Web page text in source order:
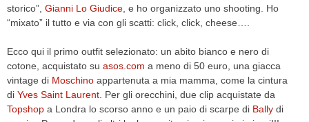
storico”, Gianni Lo Giudice , e ho organizzato uno shooting. Ho
“mixato” il tutto e via con gli scatti: click, click, cheese….
Ecco qui il primo outfit selezionato: un abito bianco e nero di
cotone, acquistato su asos.com a meno di 50 euro, una giacca
vintage di Moschino appartenuta a mia mamma, come la cintura
di Yves Saint Laurent . Per gli orecchini, due clip acquistate da
Topshop a Londra lo scorso anno e un paio di scarpe di Bally di